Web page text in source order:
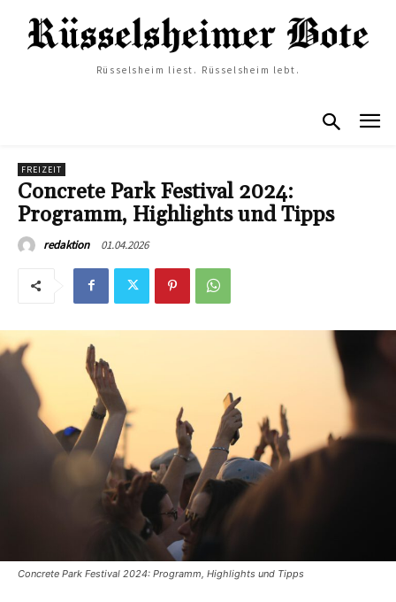
Rüsselsheim liest. Rüsselsheim lebt.
FREIZEIT
Concrete Park Festival 2024:
Programm, Highlights und Tipps
redaktion 01.04.2026
Concrete Park Festival 2024: Programm, Highlights und Tipps